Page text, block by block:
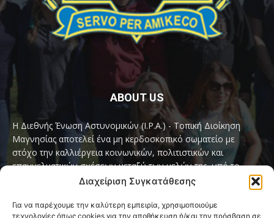
Διαχείριση Συγκατάθεσης
Για να παρέχουμε την καλύτερη εμπειρία, χρησιμοποιούμε
τεχνολογίες όπως cookies για την αποθήκευση ή/και την πρόσβαση σε
ABOUT US
Η Διεθνής Ένωση Αστυνομικών (I.P.A.) - Τοπική Διοίκηση
Μαγνησίας αποτελεί ένα μη κερδοσκοπικό σωματείο με
στόχο την καλλιέργεια κοινωνικών, πολιτιστικών και
επαγγελματικών σχέσεων μεταξύ των μελών της, υπό το
παγκόσμιο σύνθημα «Servo per Amikeco» (Υπηρετώ δια της